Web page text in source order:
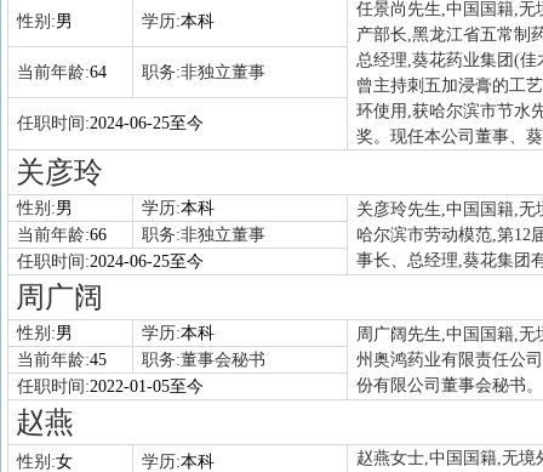
性别:男 学历:本科
任景尚先生,中国国籍,无
产部长,黑龙江省五常制
总经理,葵花药业集团(
曾主持刺五加浸膏的工
环使用,获哈尔滨市节水
奖。现任本公司董事、
当前年龄:64 职务:非独立董事
任职时间:2024-06-25至今
关彦玲
性别:男 学历:本科
关彦玲先生,中国国籍,无
哈尔滨市劳动模范,第12
事长、总经理,葵花集团
当前年龄:66 职务:非独立董事
任职时间:2024-06-25至今
周广阔
性别:男 学历:本科
周广阔先生,中国国籍,无
州奥鸿药业有限责任公
份有限公司董事会秘书
当前年龄:45 职务:董事会秘书
任职时间:2022-01-05至今
赵燕
性别:女 学历:本科
赵燕女士,中国国籍,无境